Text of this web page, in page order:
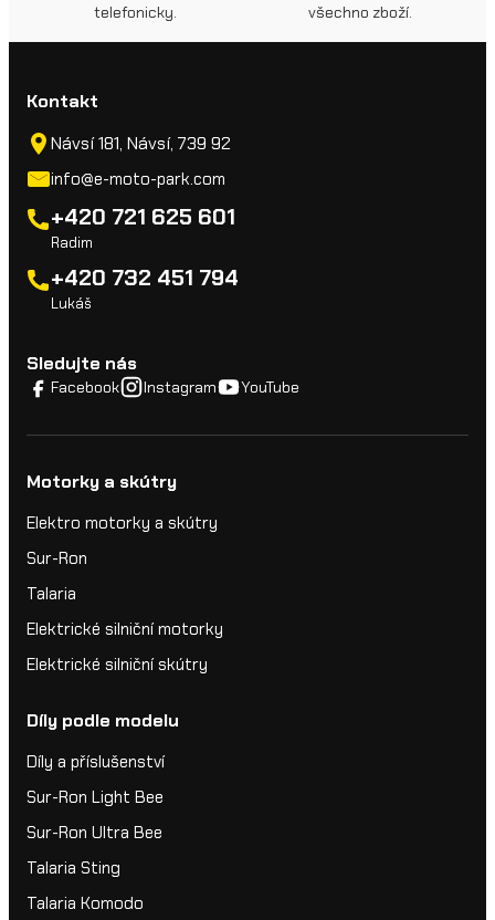
telefonicky.
všechno zboží.
Kontakt
Návsí 181, Návsí, 739 92
info@e-moto-park.com
+420 721 625 601
Radim
+420 732 451 794
Lukáš
Sledujte nás
Facebook Instagram YouTube
Motorky a skútry
Elektro motorky a skútry
Sur-Ron
Talaria
Elektrické silniční motorky
Elektrické silniční skútry
Díly podle modelu
Díly a příslušenství
Sur-Ron Light Bee
Sur-Ron Ultra Bee
Talaria Sting
Talaria Komodo